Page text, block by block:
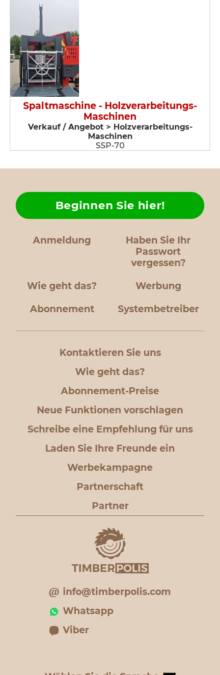
Spaltmaschine - Holzverarbeitungs-
Maschinen
Verkauf / Angebot > Holzverarbeitungs-
Maschinen
SSP-70
Anmeldung
Haben Sie Ihr
Passwort
vergessen?
Wie geht das?
Beginnen Sie hier!
Werbung
Abonnement Systembetreiber
Kontaktieren Sie uns
Wie geht das?
Abonnement-Preise
Neue Funktionen vorschlagen
Schreibe eine Empfehlung für uns
Laden Sie Ihre Freunde ein
Werbekampagne
Partnerschaft
Partner
info@timberpolis.com
Whatsapp
Viber